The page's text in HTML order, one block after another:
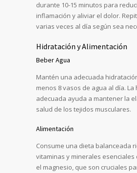
durante 10-15 minutos para
inflamación y aliviar el dolor.
varias veces al día según sea
Hidratación y Alimentación
Beber Agua
Mantén una adecuada
menos 8 vasos de agua al día. La
adecuada ayuda a mantener la
salud de los tejidos musculares.
Alimentación
Consume una dieta balanceada
vitaminas y minerales esenciales
el magnesio, que son cruciales